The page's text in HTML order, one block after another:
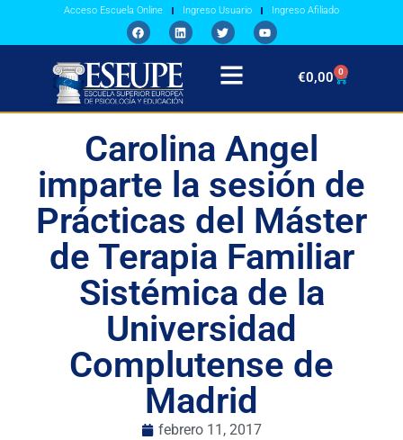
Acceso Escuela Online Ingreso Usuario Ingreso Afiliado
€0,00 0
Carolina Angel
imparte la sesión de
Prácticas del Máster
de Terapia Familiar
Sistémica de la
Universidad
Complutense de
Madrid
febrero 11, 2017